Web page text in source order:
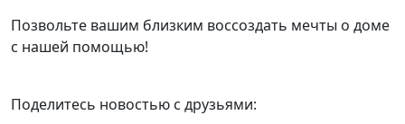
Позвольте вашим близким воссоздать мечты о доме
с нашей помощью!
Поделитесь новостью с друзьями: